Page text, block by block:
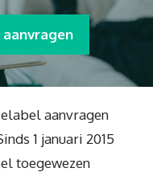
aanvragen
1 januari 2015
toegewezen